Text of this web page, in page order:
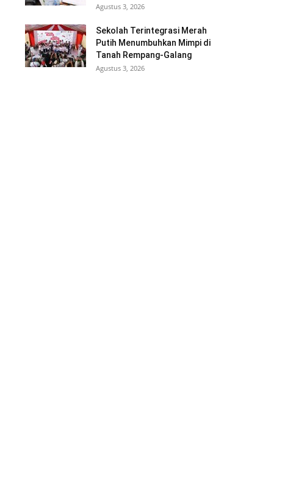
Agustus 3, 2026
Sekolah Terintegrasi Merah
Putih Menumbuhkan Mimpi di
Tanah Rempang-Galang
Agustus 3, 2026